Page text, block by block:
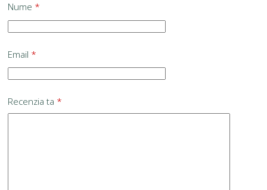
Nume *
Email *
Recenzia ta *